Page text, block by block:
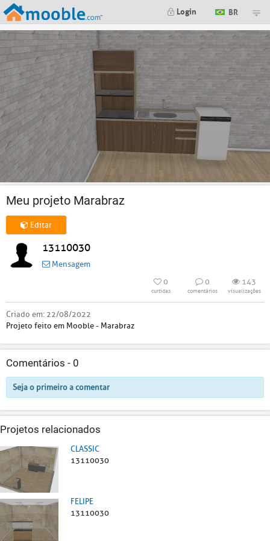
Login BR
Meu projeto Marabraz
Editar
13110030
Mensagem
0
curtidas
0
comentários
143
visualizações
Criado em: 22/08/2022
Projeto feito em Mooble - Marabraz
Comentários - 0
Seja o primeiro a comentar
Projetos relacionados
CLASSIC
13110030
FELIPE
13110030